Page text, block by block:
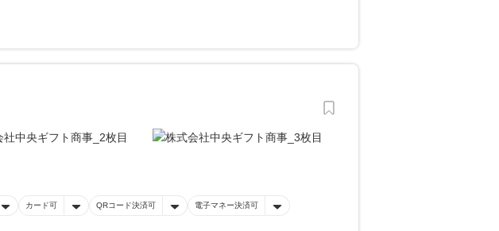
カード可 QRコード決済可 電子マネー決済可